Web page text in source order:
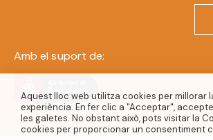
Amb el suport de:
Aquest lloc web utilitza cookies per millorar
experiència. En fer clic a "Acceptar",
les galetes. No obstant això, pots visitar la
cookies per proporcionar un consentiment